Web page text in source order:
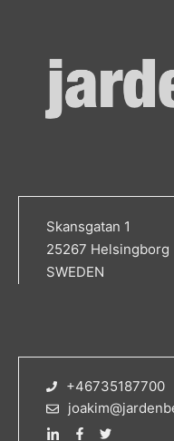
Skansgatan 1
25267 Helsingborg
SWEDEN
+46735187700